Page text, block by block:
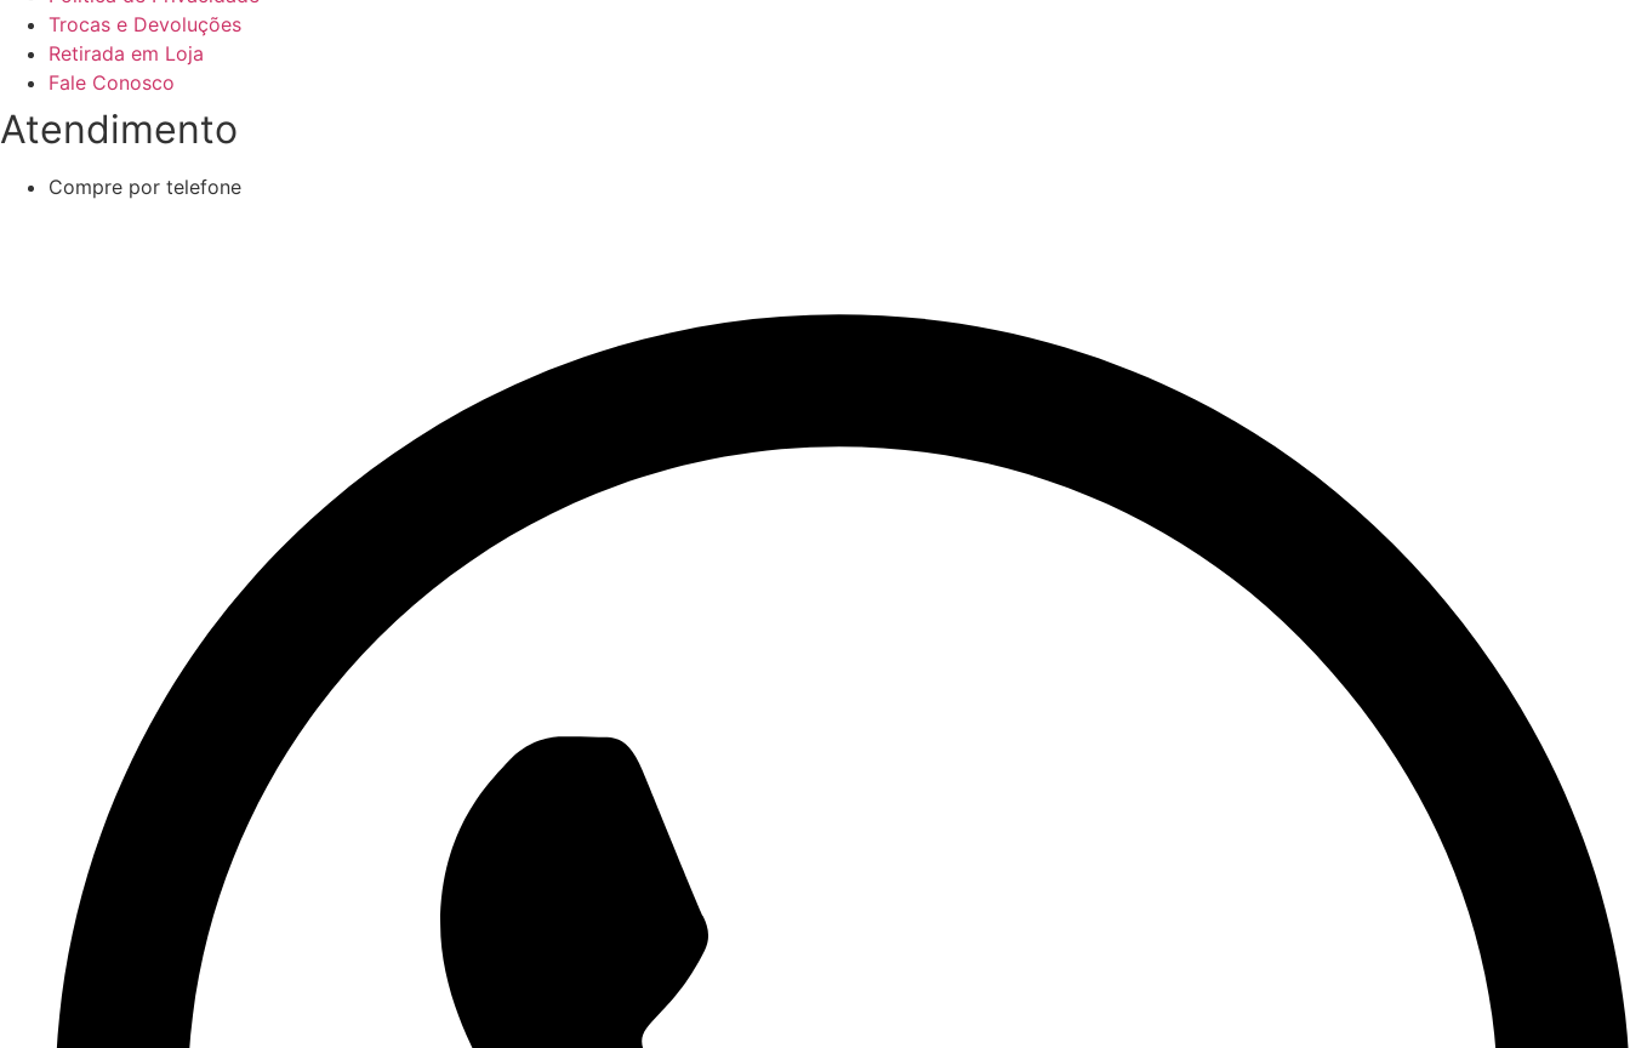
Trocas e Devoluções
Retirada em Loja
Fale Conosco
Atendimento
Compre por telefone